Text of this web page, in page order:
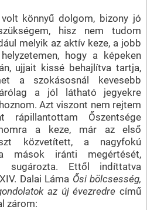
könnyű dolgom, bizony jó
hisz nem tudom
melyik az aktív keze, a jobb
hogy a képeken
ujjait kissé behajlítva tartja,
a szokásosnál kevesebb
a jól látható jegyekre
Azt viszont nem rejtem
Őszentsége
a keze, már az első
közvetített, a nagyfokú
a mások iránti megértését,
sugározta. Ettől indíttatva
Dalai Láma Ősi bölcsesség,
az új évezredre című
zárom: